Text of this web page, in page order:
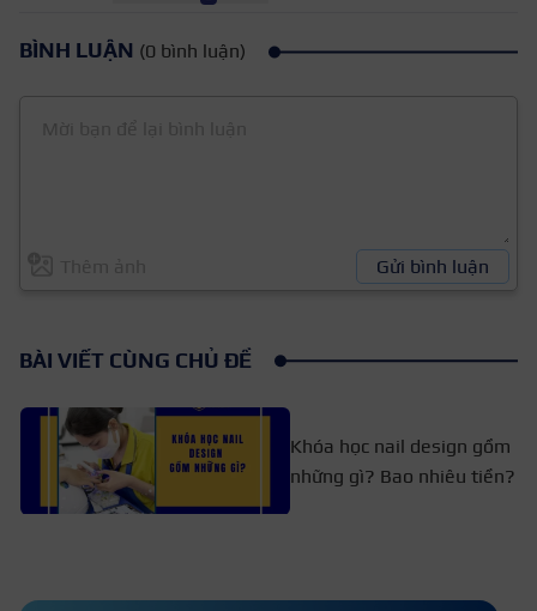
BÌNH LUẬN (0 bình luận)
Gửi bình luận
BÀI VIẾT CÙNG CHỦ ĐỀ
Khóa học nail design gồm
những gì? Bao nhiêu tiền?